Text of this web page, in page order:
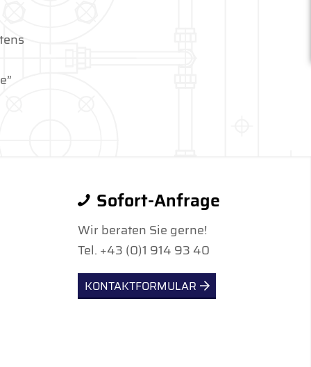
Sofort-Anfrage
Wir beraten Sie gerne!
Tel. +43 (0)1 914 93 40
KONTAKTFORMULAR